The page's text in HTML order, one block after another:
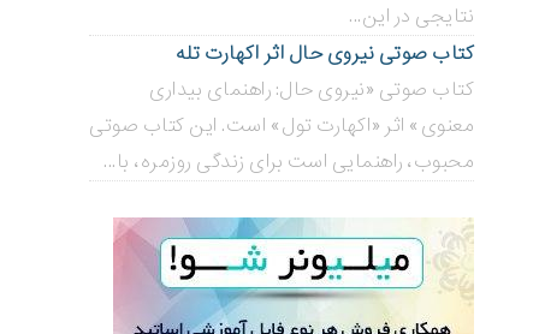
نتایجی در این...
کتاب صوتی نیروی حال اثر اکهارت تله
کتاب صوتی «نیروی حال: راهنمای بیداری
معنوی» اثر «اکهارت تول» است. این کتاب صوتی
محبوب، راهنمایی است برای زندگی روزمره، با...